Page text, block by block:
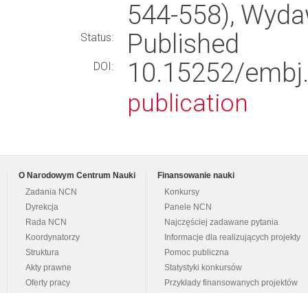
544-558),
Status: Published
DOI: 10.15252/
publication
O Narodowym Centrum Nauki
Zadania NCN
Dyrekcja
Rada NCN
Koordynatorzy
Struktura
Akty prawne
Oferty pracy
Finansowanie nauki
Konkursy
Panele NCN
Najczęściej zadawane pytania
Informacje dla realizujących projekty
Pomoc publiczna
Statystyki konkursów
Przykłady finansowanych projektów